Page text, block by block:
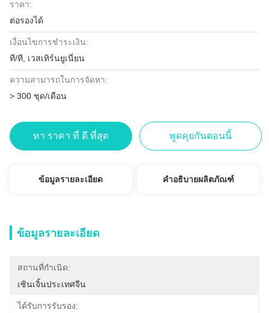
ราคา:
ต่อรองได้
เงื่อนไขการชำระเงิน:
ที/ที, เวสเทิร์นยูเนี่ยน
ความสามารถในการจัดหา:
> 300 ชุด/เดือน
หา ราคา ที่ ดี ที่สุด พูดคุยกันตอนนี้
ข้อมูลรายละเอียด คำอธิบายผลิตภัณฑ์
ข้อมูลรายละเอียด
สถานที่กำเนิด:
เซินเจิ้นประเทศจีน
ได้รับการรับรอง: